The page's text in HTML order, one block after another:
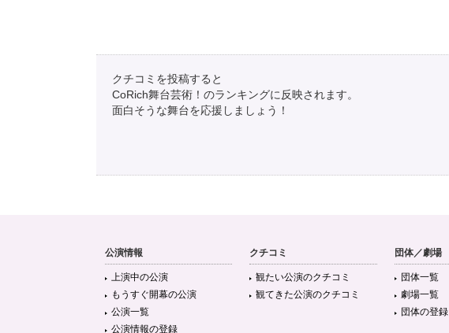
クチコミを投稿すると
CoRich舞台芸術！のランキングに反映されます。
面白そうな舞台を応援しましょう！
公演情報
上演中の公演
もうすぐ開幕の公演
公演一覧
公演情報の登録
クチコミ
観たい公演のクチコミ
観てきた公演のクチコミ
団体／劇場
団体一覧
劇場一覧
団体の登録